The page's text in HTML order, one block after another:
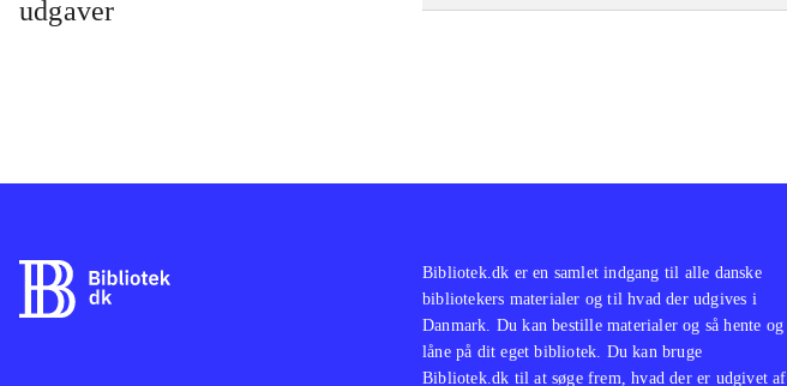
udgaver
Bibliotek.dk er en samlet indgang til alle danske
bibliotekers materialer og til hvad der udgives i
Danmark. Du kan bestille materialer og så hente og
låne på dit eget bibliotek. Du kan bruge
Bibliotek.dk til at søge frem, hvad der er udgivet af